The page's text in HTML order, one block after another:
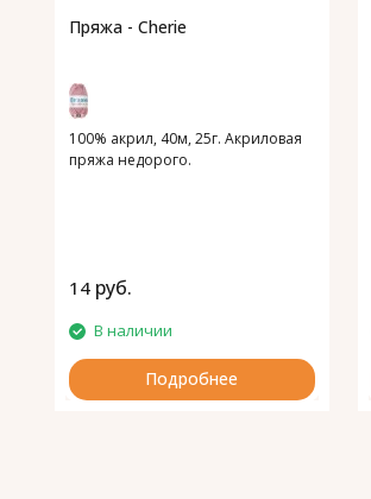
Пряжа - Cherie
100% акрил, 40м, 25г. Акриловая
пряжа недорого.
14 руб.
В наличии
Подробнее